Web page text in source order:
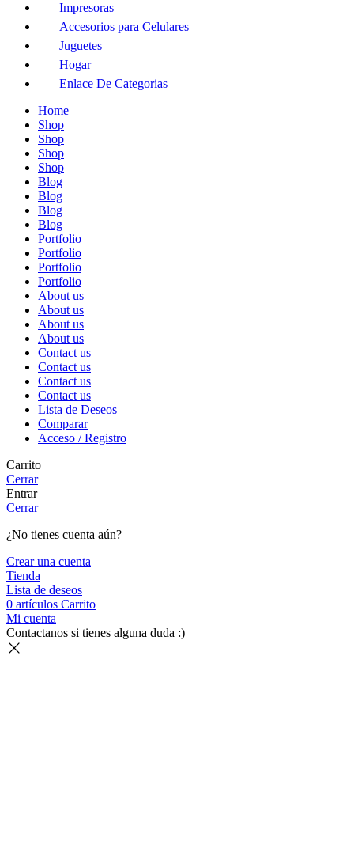
Impresoras
Accesorios para Celulares
Juguetes
Hogar
Enlace De Categorias
Home
Shop
Shop
Shop
Shop
Blog
Blog
Blog
Blog
Portfolio
Portfolio
Portfolio
Portfolio
About us
About us
About us
About us
Contact us
Contact us
Contact us
Contact us
Lista de Deseos
Comparar
Acceso / Registro
Carrito
Cerrar
Entrar
Cerrar
¿No tienes cuenta aún?
Crear una cuenta
Tienda
Lista de deseos
0 artículos Carrito
Mi cuenta
Contactanos si tienes alguna duda :)